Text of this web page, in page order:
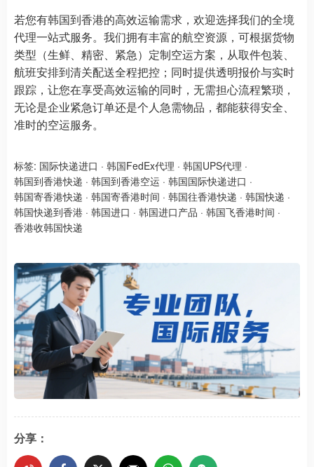
若您有韩国到香港的高效运输需求，欢迎选择我们的全境
代理一站式服务。我们拥有丰富的航空资源，可根据货物
类型（生鲜、精密、紧急）定制空运方案，从取件包装、
航班安排到清关配送全程把控；同时提供透明报价与实时
跟踪，让您在享受高效运输的同时，无需担心流程繁琐，
无论是企业紧急订单还是个人急需物品，都能获得安全、
准时的空运服务。
标签: 国际快递进口 · 韩国FedEx代理 · 韩国UPS代理 ·
韩国到香港快递 · 韩国到香港空运 · 韩国国际快递进口 ·
韩国寄香港快递 · 韩国寄香港时间 · 韩国往香港快递 · 韩国快递 ·
韩国快递到香港 · 韩国进口 · 韩国进口产品 · 韩国飞香港时间 ·
香港收韩国快递
分享：